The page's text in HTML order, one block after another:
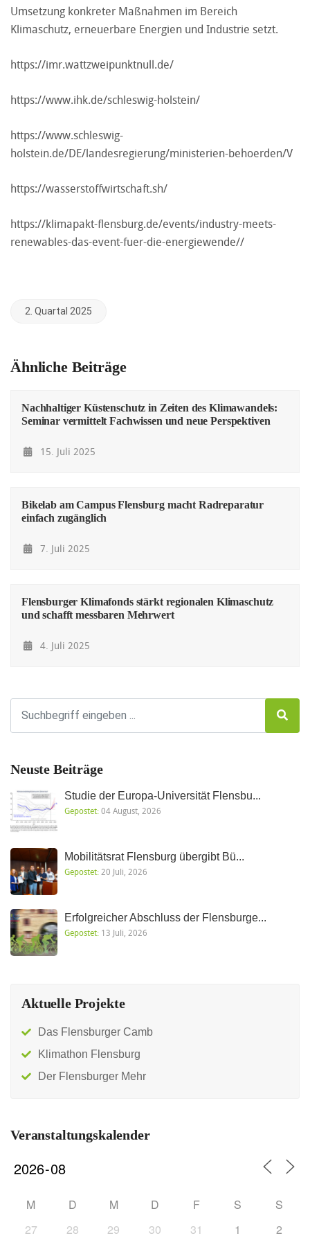
Umsetzung konkreter Maßnahmen im Bereich
Klimaschutz, erneuerbare Energien und Industrie setzt.
https://imr.wattzweipunktnull.de/
https://www.ihk.de/schleswig-holstein/
https://www.schleswig-
holstein.de/DE/landesregierung/ministerien-behoerden/V
https://wasserstoffwirtschaft.sh/
https://klimapakt-flensburg.de/events/industry-meets-
renewables-das-event-fuer-die-energiewende//
2. Quartal 2025
Ähnliche Beiträge
Nachhaltiger Küstenschutz in Zeiten des Klimawandels:
Seminar vermittelt Fachwissen und neue Perspektiven
15. Juli 2025
Bikelab am Campus Flensburg macht Radreparatur
einfach zugänglich
7. Juli 2025
Flensburger Klimafonds stärkt regionalen Klimaschutz
und schafft messbaren Mehrwert
4. Juli 2025
Neuste Beiträge
Studie der Europa-Universität Flensbu...
Gepostet:04 August, 2026
Mobilitätsrat Flensburg übergibt Bü...
Gepostet: 20 Juli, 2026
Erfolgreicher Abschluss der Flensburge...
Gepostet: 13 Juli, 2026
Aktuelle Projekte
Das Flensburger Camb
Klimathon Flensburg
Der Flensburger Mehr
Veranstaltungskalender
M D M D F S
S
27
28 29 30 31 1
2